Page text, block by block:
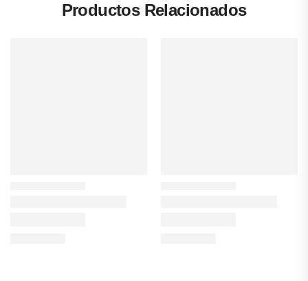
Productos Relacionados